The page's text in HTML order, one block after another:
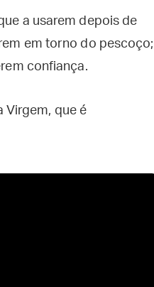
a usarem depois de
em torno do pescoço;
confiança.
Virgem, que é